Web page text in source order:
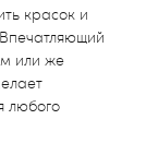
красок и
или же
любого